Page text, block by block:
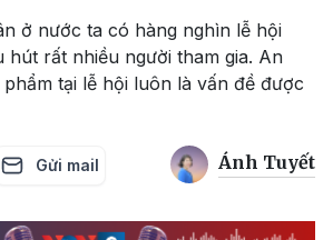
ở nước ta có hàng nghìn lễ hội
rất nhiều người tham gia. An
tại lễ hội luôn là vấn đề được
Gửi mail Ánh Tuyết